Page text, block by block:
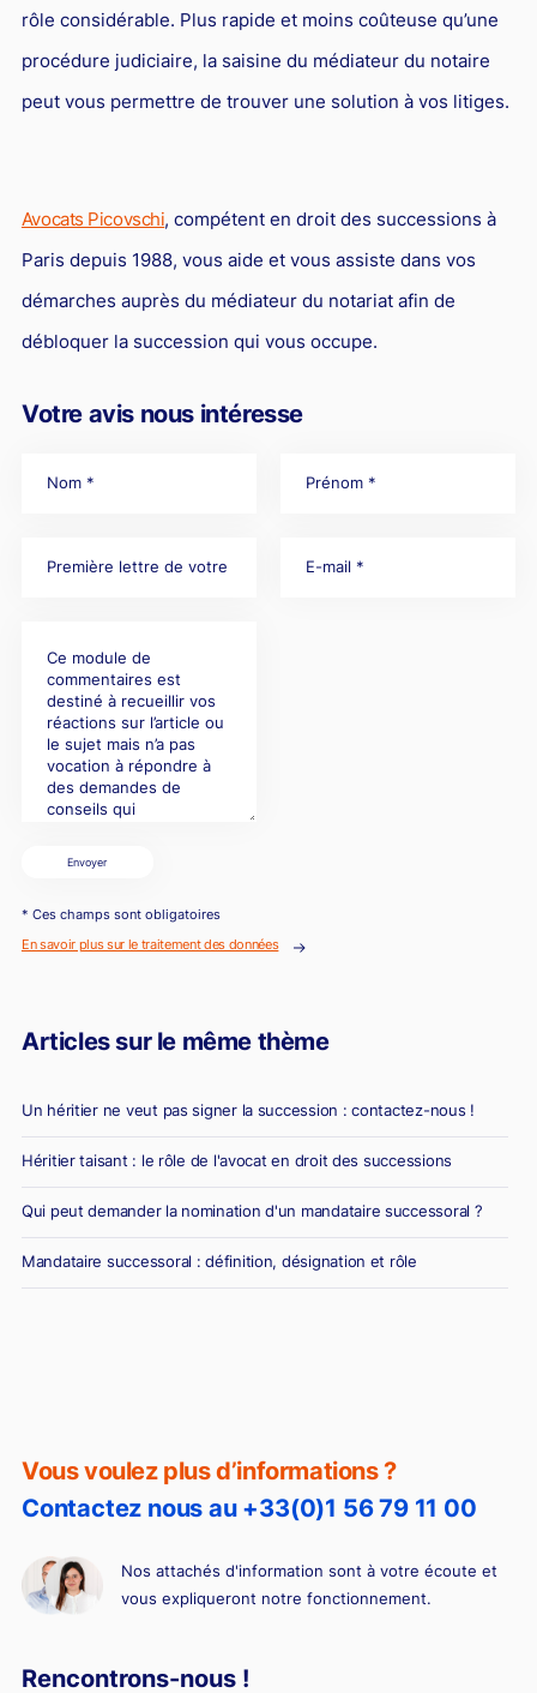
Vous voulez plus d’informations ?
Contactez nous au +33(0)1 56 79 11 00
Nos attachés d'information sont à votre écoute et
vous expliqueront notre fonctionnement.
Rencontrons-nous !
rôle considérable. Plus rapide et moins coûteuse qu’une
procédure judiciaire, la saisine du médiateur du notaire
peut vous permettre de trouver une solution à vos litiges.
Avocats Picovschi, compétent en droit des successions à
Paris depuis 1988, vous aide et vous assiste dans vos
démarches auprès du médiateur du notariat afin de
débloquer la succession qui vous occupe.
Votre avis nous intéresse
Envoyer
* Ces champs sont obligatoires
En savoir plus sur le traitement des données
Articles sur le même thème
Un héritier ne veut pas signer la succession : contactez-nous !
Héritier taisant : le rôle de l'avocat en droit des successions
Qui peut demander la nomination d'un mandataire successoral ?
Mandataire successoral : définition, désignation et rôle